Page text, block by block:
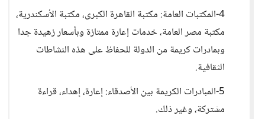
4-المكتبات العامة: مكتبة القاهرة الكبرى، مكتبة الأسكندرية،
مكتبة مصر العامة، خدمات إعارة ممتازة وبأسعار زهيدة جدا
وبمادرات كريمة من الدولة للحفاظ على هذه النشاطات
الثقافية.
5-المبادرات الكريمة بين الأصدقاء: إعارة، إهداء، قراءة
مشتركة، وغير ذلك.